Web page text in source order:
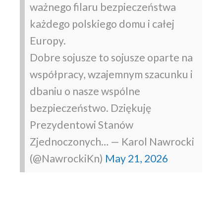
ważnego filaru bezpieczeństwa
każdego polskiego domu i całej
Europy.
Dobre sojusze to sojusze oparte na
współpracy, wzajemnym szacunku i
dbaniu o nasze wspólne
bezpieczeństwo. Dziękuję
Prezydentowi Stanów
Zjednoczonych… — Karol Nawrocki
(@NawrockiKn) May 21, 2026